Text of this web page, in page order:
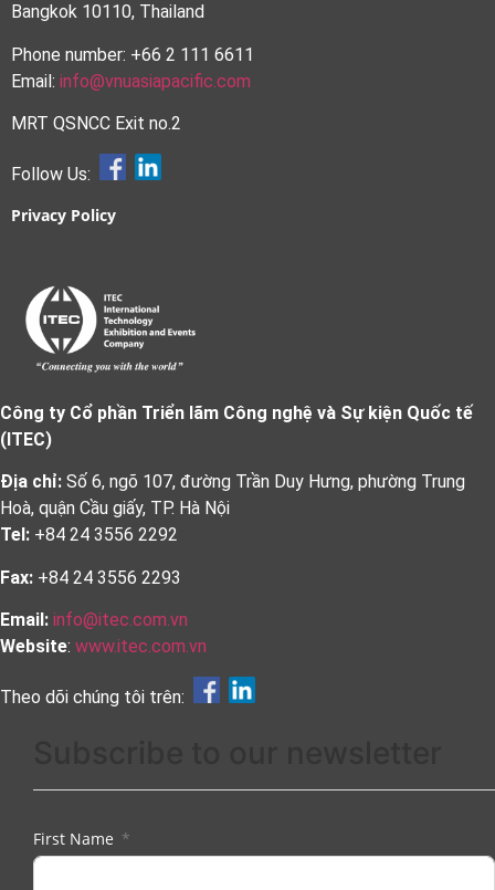
Bangkok 10110, Thailand
Phone number: +66 2 111 6611
Email: info@vnuasiapacific.com
MRT QSNCC Exit no.2
Follow Us:
Privacy Policy
Công ty Cổ phần Triển lãm Công nghệ và Sự kiện Quốc tế
(ITEC)
Địa chỉ: Số 6, ngõ 107, đường Trần Duy Hưng, phường Trung
Hoà, quận Cầu giấy, TP. Hà Nội
Tel: +84 24 3556 2292
Fax: +84 24 3556 2293
Email: info@itec.com.vn
Website: www.itec.com.vn
Theo dõi chúng tôi trên:
First Name